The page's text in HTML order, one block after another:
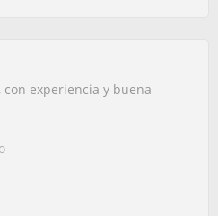
experiencia y buena